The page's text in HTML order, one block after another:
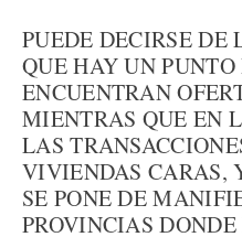
PUEDE DECIRSE
QUE HAY UN PUNTO
ENCUENTRAN
MIENTRAS QUE EN
LAS
VIVIENDAS CARAS,
SE PONE DE
PROVINCIAS